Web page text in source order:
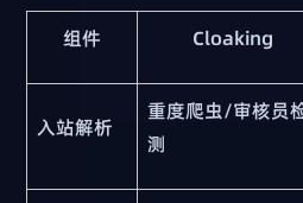
组件 Cloaking
入站解析
重度爬虫/审核员
测